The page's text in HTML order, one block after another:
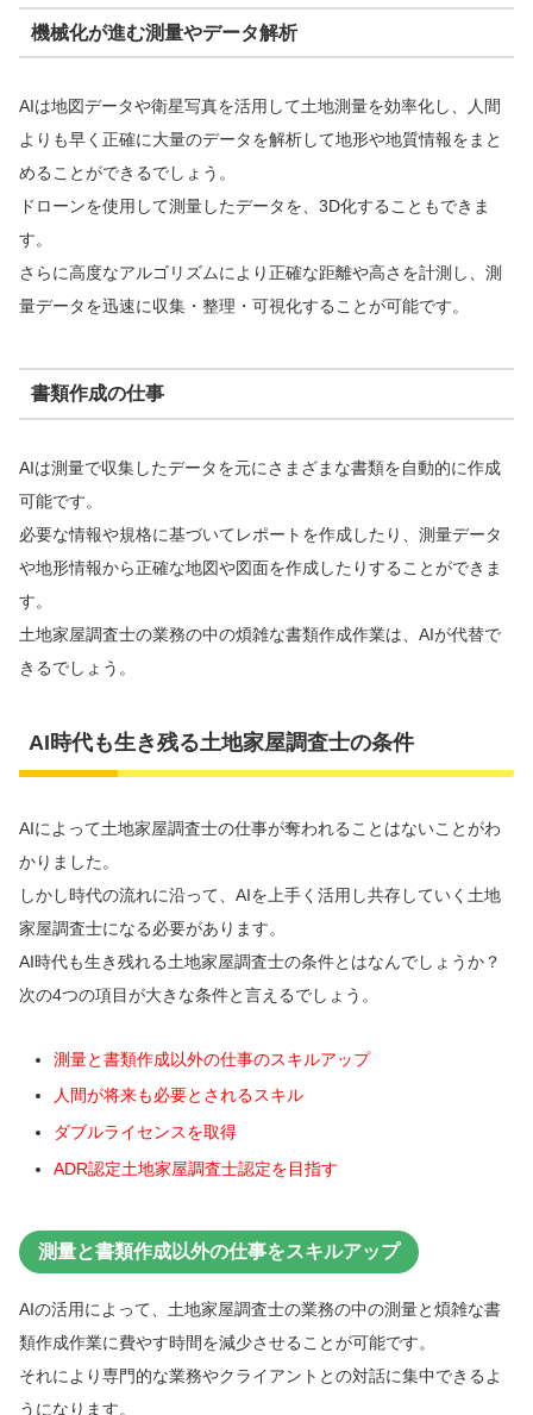
機械化が進む測量やデータ解析
AIは地図データや衛星写真を活用して土地測量を効率化し、人間
よりも早く正確に大量のデータを解析して地形や地質情報をまと
めることができるでしょう。
ドローンを使用して測量したデータを、3D化することもできま
す。
さらに高度なアルゴリズムにより正確な距離や高さを計測し、測
量データを迅速に収集・整理・可視化することが可能です。
書類作成の仕事
AIは測量で収集したデータを元にさまざまな書類を自動的に作成
可能です。
必要な情報や規格に基づいてレポートを作成したり、測量データ
や地形情報から正確な地図や図面を作成したりすることができま
す。
土地家屋調査士の業務の中の煩雑な書類作成作業は、AIが代替で
きるでしょう。
AI時代も生き残る土地家屋調査士の条件
AIによって土地家屋調査士の仕事が奪われることはないことがわ
かりました。
しかし時代の流れに沿って、AIを上手く活用し共存していく土地
家屋調査士になる必要があります。
AI時代も生き残れる土地家屋調査士の条件とはなんでしょうか？
次の4つの項目が大きな条件と言えるでしょう。
測量と書類作成以外の仕事のスキルアップ
人間が将来も必要とされるスキル
ダブルライセンスを取得
ADR認定土地家屋調査士認定を目指す
測量と書類作成以外の仕事をスキルアップ
AIの活用によって、土地家屋調査士の業務の中の測量と煩雑な書
類作成作業に費やす時間を減少させることが可能です。
それにより専門的な業務やクライアントとの対話に集中できるよ
うになります。